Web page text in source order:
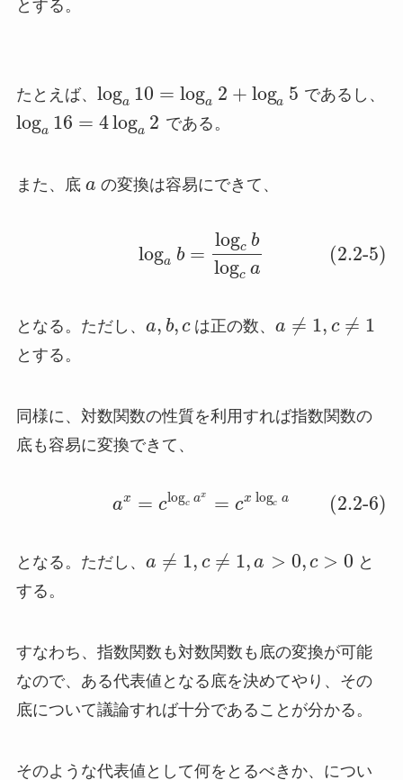
とする。
たとえば、 loga 10 = loga 2 + loga 5 であるし、
loga 16 = 4loga 2 である。
また、底 a の変換は容易にできて、
loga b =
logc b
logc a
(2.2-5)
となる。ただし、 a, b,cは正の数、a ≠ 1, c ≠ 1
とする。
同様に、対数関数の性質を利用すれば指数関数の
底も容易に変換できて、
ax = clogc ax = cx logc a (2.2-6)
となる。ただし、 a ≠ 1, c ≠ 1, a > 0, c > 0 と
する。
すなわち、指数関数も対数関数も底の変換が可能
なので、ある代表値となる底を決めてやり、その
底について議論すれば十分であることが分かる。
そのような代表値として何をとるべきか、につい